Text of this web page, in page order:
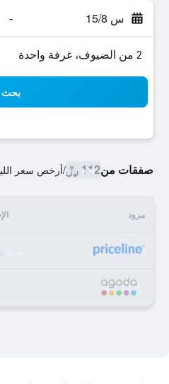
س 15/8 -
2 من الضيوف، غرفة واحدة
بحث
صفقات من112 ﷼ /أرخص سعر
مزود